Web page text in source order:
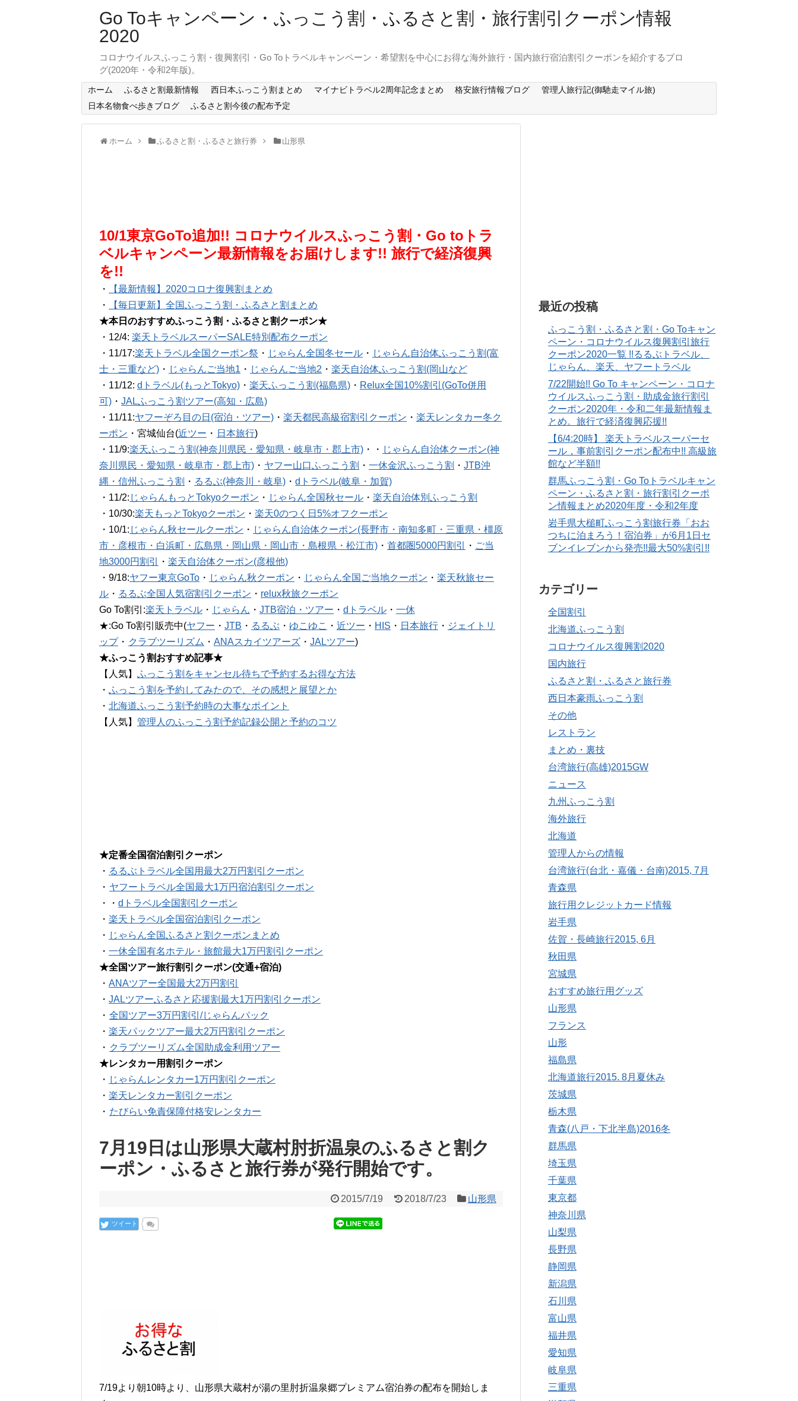
Go Toキャンペーン・ふっこう割・ふるさと割・旅行割引クーポン情報
2020
コロナウイルスふっこう割・復興割引・Go Toトラベルキャンペーン・希望割を中心にお得な海外旅行・国内旅行宿泊割引クーポンを紹介するブロ
グ(2020年・令和2年版)。
ホーム ふるさと割最新情報 西日本ふっこう割まとめ マイナビトラベル2周年記念まとめ 格安旅行情報ブログ
管理人旅行記(御馳走マイル旅)
日本名物食べ歩きブログ
ふるさと割今後の配布予定
ホーム ふるさと割・ふるさと旅行券 山形県
10/1東京GoTo追加!! コロナウイルスふっこう割・Go toトラ
ベルキャンペーン最新情報をお届けします!! 旅行で経済復興
を!!
・
【最新情報】2020コロナ復興割まとめ
・
【毎日更新】全国ふっこう割・ふるさと割まとめ
★本日のおすすめふっこう割・ふるさと割クーポン★
・12/4: 楽天トラベルスーパーSALE特別配布クーポン
・11/17:楽天トラベル全国クーポン祭 ・ じゃらん全国冬セール ・ じゃらん自治体ふっこう割(富
士・三重など) ・ じゃらんご当地1 ・ じゃらんご当地2 ・ 楽天自治体ふっこう割(岡山など
・11/12: dトラベル(もっとTokyo) ・ 楽天ふっこう割(福島県) ・ Relux全国10%割引(GoTo併用
可) ・ JALふっこう割ツアー(高知・広島)
・11/11:ヤフーぞろ目の日(宿泊・ツアー) ・ 楽天都民高級宿割引クーポン ・ 楽天レンタカー冬ク
ーポン ・宮城仙台(近ツー ・ 日本旅行)
・11/9:楽天ふっこう割(神奈川県民・愛知県・岐阜市・郡上市) ・・ じゃらん自治体クーポン(神
奈川県民・愛知県・岐阜市・郡上市) ・ ヤフー山口ふっこう割 ・ 一休金沢ふっこう割 ・ JTB沖
縄・信州ふっこう割 ・ るるぶ(神奈川・岐阜) ・ dトラベル(岐阜・加賀)
・11/2: じゃらんもっとTokyoクーポン ・ じゃらん全国秋セール ・ 楽天自治体別ふっこう割
・10/30:楽天もっとTokyoクーポン ・ 楽天0のつく日5%オフクーポン
・10/1: じゃらん秋セールクーポン ・ じゃらん自治体クーポン(長野市・南知多町・三重県・橿原
市・彦根市・白浜町・広島県・岡山県・岡山市・島根県・松江市) ・ 首都圏5000円割引 ・ ご当
地3000円割引
・ 楽天自治体クーポン(彦根他)
・9/18:ヤフー東京GoTo ・ じゃらん秋クーポン ・ じゃらん全国ご当地クーポン ・ 楽天秋旅セー
ル ・ るるぶ全国人気宿割引クーポン ・ relux秋旅クーポン
Go To割引:楽天トラベル ・ じゃらん ・ JTB宿泊・ツアー ・ dトラベル ・ 一休
★:Go To割引販売中(ヤフー ・ JTB ・ るるぶ ・ ゆこゆこ ・ 近ツー ・ HIS ・ 日本旅行 ・ ジェイトリ
ップ・ クラブツーリズム ・ ANAスカイツアーズ ・ JALツアー)
★ふっこう割おすすめ記事★
【人気】 ふっこう割をキャンセル待ちで予約するお得な方法
・ ふっこう割を予約してみたので、その感想と展望とか
・ 北海道ふっこう割予約時の大事なポイント
【人気】 管理人のふっこう割予約記録公開と予約のコツ
★定番全国宿泊割引クーポン
・ るるぶトラベル全国用最大2万円割引クーポン
・ ヤフートラベル全国最大1万円宿泊割引クーポン
・・ dトラベル全国割引クーポン
・ 楽天トラベル全国宿泊割引クーポン
・ じゃらん全国ふるさと割クーポンまとめ
・ 一休全国有名ホテル・旅館最大1万円割引クーポン
★全国ツアー旅行割引クーポン(交通+宿泊)
・ ANAツアー全国最大2万円割引
・ JALツアーふるさと応援割最大1万円割引クーポン
・ 全国ツアー3万円割引/じゃらんパック
・ 楽天パックツアー最大2万円割引クーポン
・ クラブツーリズム全国助成金利用ツアー
★レンタカー用割引クーポン
・ じゃらんレンタカー1万円割引クーポン
・ 楽天レンタカー割引クーポン
・ たびらい免責保障付格安レンタカー
7月19日は山形県大蔵村肘折温泉のふるさと割ク
ーポン・ふるさと旅行券が発行開始です。
2015/7/19 2018/7/23 山形県
ツイート
7/19より朝10時より、山形県大蔵村が湯の里肘折温泉郷プレミアム宿泊券の配布を開始しま
最近の投稿
ふっこう割・ふるさと割・Go Toキャン
ペーン・コロナウイルス復興割引旅行
クーポン2020一覧 !!るるぶトラベル、
じゃらん、楽天、ヤフートラベル
7/22開始!! Go To キャンペーン・コロナ
ウイルスふっこう割・助成金旅行割引
クーポン2020年・令和二年最新情報ま
とめ。旅行で経済復興応援!!
【6/4:20時】 楽天トラベルスーパーセ
ール，事前割引クーポン配布中!! 高級旅
館など半額!!
群馬ふっこう割・Go Toトラベルキャン
ペーン・ふるさと割・旅行割引クーポ
ン情報まとめ2020年度・令和2年度
岩手県大槌町ふっこう割旅行券「おお
つちに泊まろう！宿泊券」が6月1日セ
ブンイレブンから発売!!最大50%割引!!
カテゴリー
全国割引
北海道ふっこう割
コロナウイルス復興割2020
国内旅行
ふるさと割・ふるさと旅行券
西日本豪雨ふっこう割
その他
レストラン
まとめ・裏技
台湾旅行(高雄)2015GW
ニュース
九州ふっこう割
海外旅行
北海道
管理人からの情報
台湾旅行(台北・嘉儀・台南)2015, 7月
青森県
旅行用クレジットカード情報
岩手県
佐賀・長崎旅行2015, 6月
秋田県
宮城県
おすすめ旅行用グッズ
山形県
フランス
山形
福島県
北海道旅行2015. 8月夏休み
茨城県
栃木県
青森(八戸・下北半島)2016冬
群馬県
埼玉県
千葉県
東京都
神奈川県
山梨県
長野県
静岡県
新潟県
石川県
富山県
福井県
愛知県
岐阜県
三重県